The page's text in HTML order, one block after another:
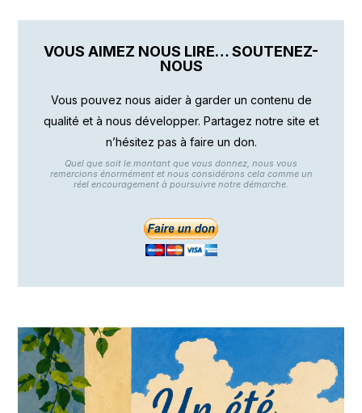
VOUS AIMEZ NOUS LIRE… SOUTENEZ-
NOUS
Vous pouvez nous aider à garder un contenu de
qualité et à nous développer. Partagez notre site et
n’hésitez pas à faire un don.
Quel que soit le montant que vous donnez, nous vous
remercions énormément et nous considérons cela comme un
réel encouragement à poursuivre notre démarche.